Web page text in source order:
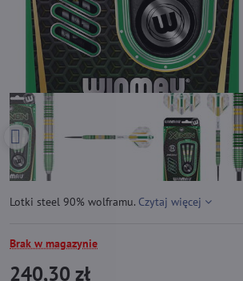
Lotki steel 90% wolframu. Czytaj więcej
Brak w magazynie
240,30 zł